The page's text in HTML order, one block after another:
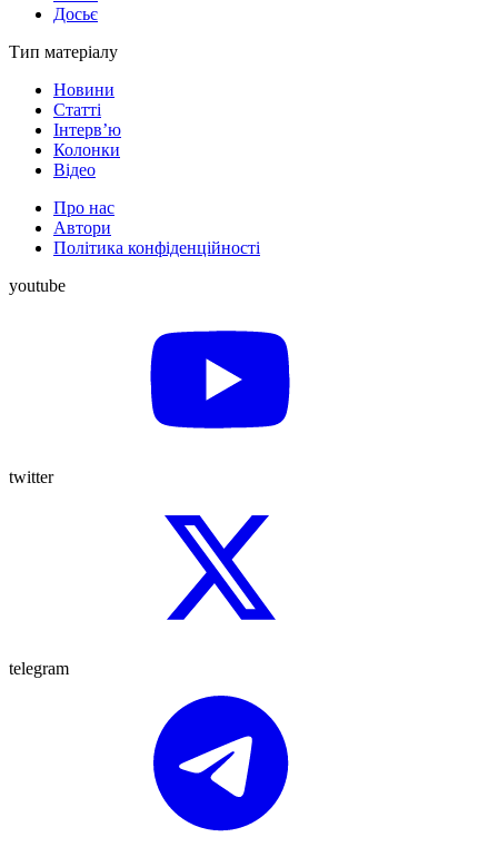
Досьє
Тип матеріалу
Новини
Статті
Інтерв’ю
Колонки
Відео
Про нас
Автори
Політика конфіденційності
youtube
twitter
telegram